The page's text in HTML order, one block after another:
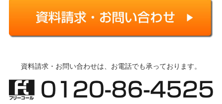
資料請求・お問い合わせは、お電話でも承っております。